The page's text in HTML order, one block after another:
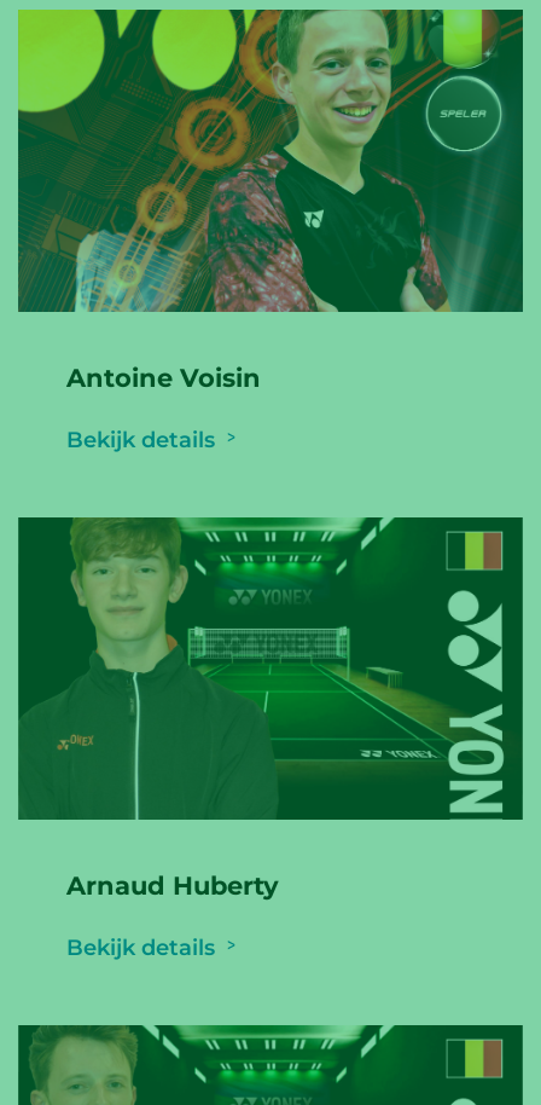
Antoine Voisin
Bekijk details
Arnaud Huberty
Bekijk details